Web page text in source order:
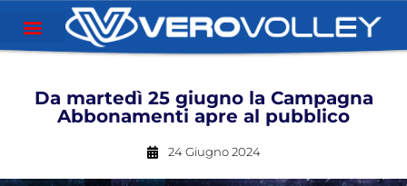
Da martedì 25 giugno la Campagna
Abbonamenti apre al pubblico
24 Giugno 2024